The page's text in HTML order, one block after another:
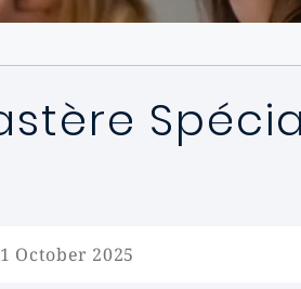
October 2025